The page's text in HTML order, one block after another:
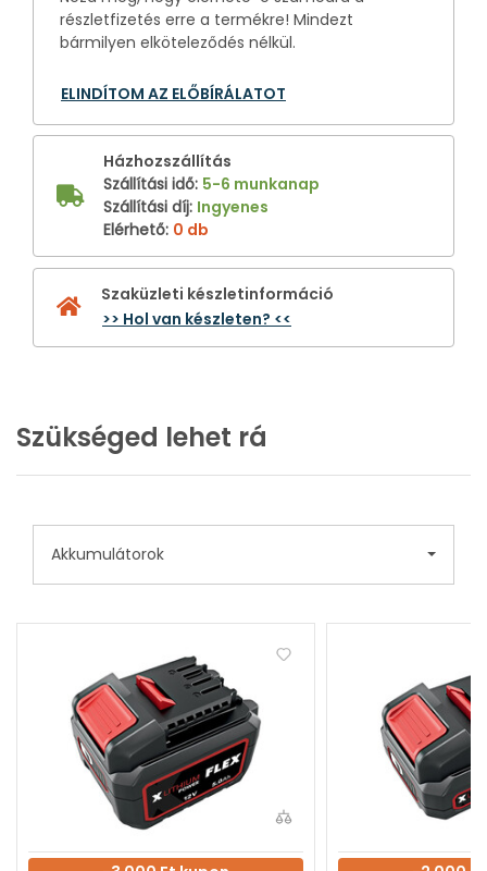
részletfizetés erre a termékre! Mindezt
bármilyen elköteleződés nélkül.
ELINDÍTOM AZ ELŐBÍRÁLATOT
Házhozszállítás
Szállítási idő: 5-6 munkanap
Szállítási díj: Ingyenes
Elérhető: 0 db
Szaküzleti készletinformáció
>> Hol van készleten? <<
Szükséged lehet rá
Akkumulátorok